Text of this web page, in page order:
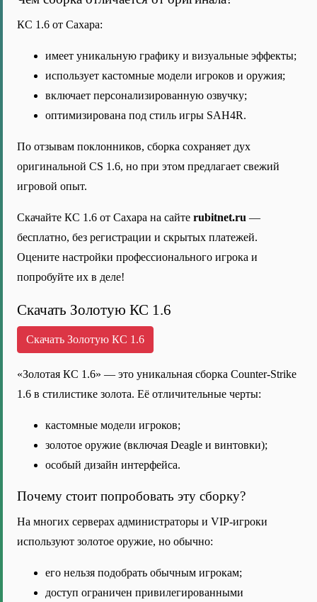
КС 1.6 от Сахара:
имеет уникальную графику и визуальные эффекты;
использует кастомные модели игроков и оружия;
включает персонализированную озвучку;
оптимизирована под стиль игры SAH4R.
По отзывам поклонников, сборка сохраняет дух
оригинальной CS 1.6, но при этом предлагает свежий
игровой опыт.
Скачайте КС 1.6 от Сахара на сайте rubitnet.ru —
бесплатно, без регистрации и скрытых платежей.
Оцените настройки профессионального игрока и
попробуйте их в деле!
Скачать Золотую КС 1.6
Скачать Золотую КС 1.6
«Золотая КС 1.6» — это уникальная сборка Counter-Strike
1.6 в стилистике золота. Её отличительные черты:
кастомные модели игроков;
золотое оружие (включая Deagle и винтовки);
особый дизайн интерфейса.
Почему стоит попробовать эту сборку?
На многих серверах администраторы и VIP-игроки
используют золотое оружие, но обычно:
его нельзя подобрать обычным игрокам;
доступ ограничен привилегированными